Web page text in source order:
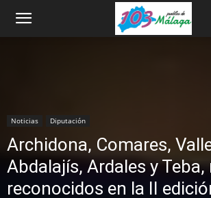
Noticias Diputación
Archidona, Comares,
Abdalajís, Ardales y
reconocidos en la II